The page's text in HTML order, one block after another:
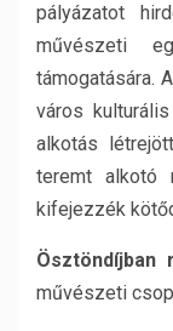
pályázatot
művészeti
támogatására.
város
alkotás
teremt alkotó
kifejezzék
Ösztöndíjban
művészeti